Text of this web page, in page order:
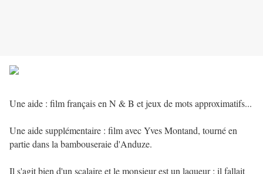
Une aide : film français en N & B et jeux de mots approximatifs...
Une aide supplémentaire : film avec Yves Montand, tourné en
partie dans la bambouseraie d'Anduze.
Il s'agit bien d'un scalaire et le monsieur est un laqueur ; il fallait